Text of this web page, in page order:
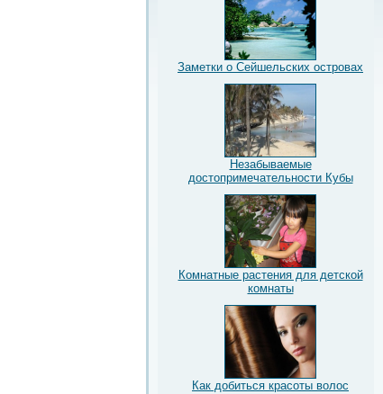
Заметки о Сейшельских островах
Незабываемые
достопримечательности Кубы
Комнатные растения для детской
комнаты
Как добиться красоты волос